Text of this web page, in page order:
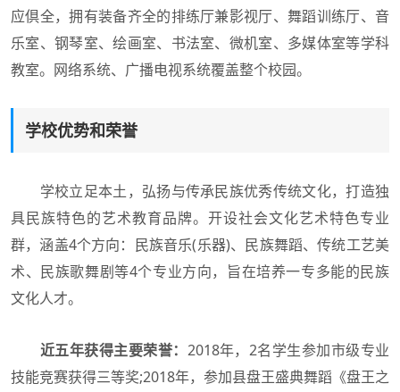
应倶全，拥有装备齐全的排练厅兼影视厅、舞蹈训练厅、音
乐室、钢琴室、绘画室、书法室、微机室、多媒体室等学科
教室。网络系统、广播电视系统覆盖整个校园。
学校优势和荣誉
学校立足本土，弘扬与传承民族优秀传统文化，打造独
具民族特色的艺术教育品牌。开设社会文化艺术特色专业
群，涵盖4个方向：民族音乐(乐器)、民族舞蹈、传统工艺美
术、民族歌舞剧等4个专业方向，旨在培养一专多能的民族
文化人才。
近五年获得主要荣誉： 2018年，2名学生参加市级专业
技能竞赛获得三等奖;2018年，参加县盘王盛典舞蹈《盘王之